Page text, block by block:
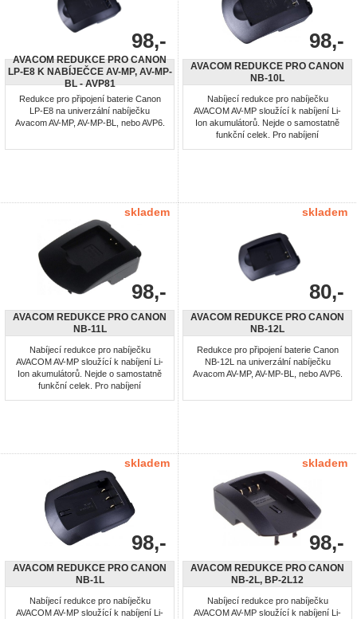
98,-
AVACOM REDUKCE PRO CANON
LP-E8 K NABÍJEČCE AV-MP, AV-MP-
BL - AVP81
Redukce pro připojení baterie Canon
LP-E8 na univerzální nabíječku
Avacom AV-MP, AV-MP-BL, nebo AVP6.
98,-
AVACOM REDUKCE PRO CANON
NB-10L
Nabíjecí redukce pro nabíječku
AVACOM AV-MP sloužící k nabíjení Li-
Ion akumulátorů. Nejde o samostatně
funkční celek. Pro nabíjení
skladem
98,-
AVACOM REDUKCE PRO CANON
NB-11L
Nabíjecí redukce pro nabíječku
AVACOM AV-MP sloužící k nabíjení Li-
Ion akumulátorů. Nejde o samostatně
funkční celek. Pro nabíjení
skladem
80,-
AVACOM REDUKCE PRO CANON
NB-12L
Redukce pro připojení baterie Canon
NB-12L na univerzální nabíječku
Avacom AV-MP, AV-MP-BL, nebo AVP6.
skladem
98,-
AVACOM REDUKCE PRO CANON
NB-1L
Nabíjecí redukce pro nabíječku
AVACOM AV-MP sloužící k nabíjení Li-
skladem
98,-
AVACOM REDUKCE PRO CANON
NB-2L, BP-2L12
Nabíjecí redukce pro nabíječku
AVACOM AV-MP sloužící k nabíjení Li-